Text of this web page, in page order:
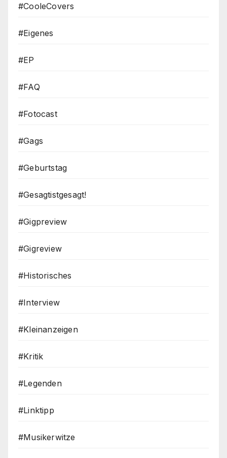
#CooleCovers
#Eigenes
#EP
#FAQ
#Fotocast
#Gags
#Geburtstag
#Gesagtistgesagt!
#Gigpreview
#Gigreview
#Historisches
#Interview
#Kleinanzeigen
#Kritik
#Legenden
#Linktipp
#Musikerwitze